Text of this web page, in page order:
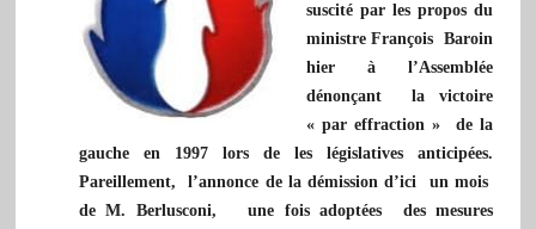
suscité par les propos du
ministre François Baroin
hier à l’Assemblée
dénonçant la victoire
« par effraction » de la
gauche en 1997 lors de les législatives anticipées.
Pareillement, l’annonce de la démission d’ici un mois
de M. Berlusconi, une fois adoptées des mesures